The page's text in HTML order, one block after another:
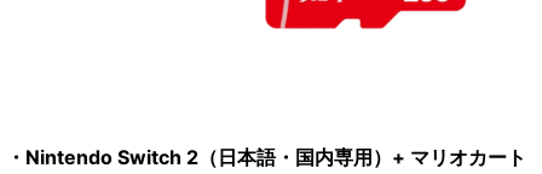
・Nintendo Switch 2（日本語・国内専用）+ マリオカート